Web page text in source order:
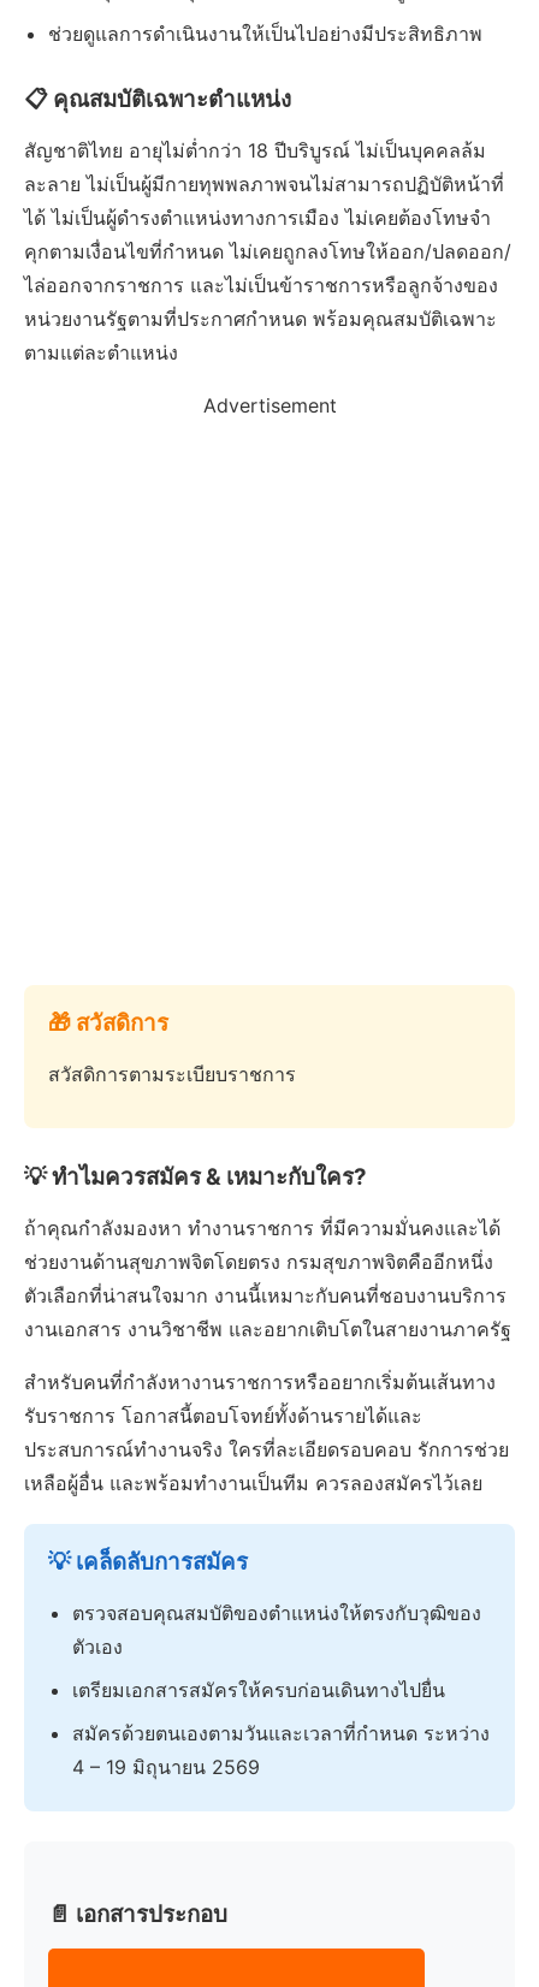
ช่วยดูแลการดำเนินงานให้เป็นไปอย่างมีประสิทธิภาพ
📋 คุณสมบัติเฉพาะตำแหน่ง
สัญชาติไทย อายุไม่ต่ำกว่า 18 ปีบริบูรณ์ ไม่เป็นบุคคลล้ม
ละลาย ไม่เป็นผู้มีกายทุพพลภาพจนไม่สามารถปฏิบัติหน้าที่
ได้ ไม่เป็นผู้ดำรงตำแหน่งทางการเมือง ไม่เคยต้องโทษจำ
คุกตามเงื่อนไขที่กำหนด ไม่เคยถูกลงโทษให้ออก/ปลดออก/
ไล่ออกจากราชการ และไม่เป็นข้าราชการหรือลูกจ้างของ
หน่วยงานรัฐตามที่ประกาศกำหนด พร้อมคุณสมบัติเฉพาะ
ตามแต่ละตำแหน่ง
Advertisement
🎁 สวัสดิการ
สวัสดิการตามระเบียบราชการ
💡 ทำไมควรสมัคร & เหมาะกับใคร?
ถ้าคุณกำลังมองหา ทำงานราชการ ที่มีความมั่นคงและได้
ช่วยงานด้านสุขภาพจิตโดยตรง กรมสุขภาพจิตคืออีกหนึ่ง
ตัวเลือกที่น่าสนใจมาก งานนี้เหมาะกับคนที่ชอบงานบริการ
งานเอกสาร งานวิชาชีพ และอยากเติบโตในสายงานภาครัฐ
สำหรับคนที่กำลังหางานราชการหรืออยากเริ่มต้นเส้นทาง
รับราชการ โอกาสนี้ตอบโจทย์ทั้งด้านรายได้และ
ประสบการณ์ทำงานจริง ใครที่ละเอียดรอบคอบ รักการช่วย
เหลือผู้อื่น และพร้อมทำงานเป็นทีม ควรลองสมัครไว้เลย
💡 เคล็ดลับการสมัคร
ตรวจสอบคุณสมบัติของตำแหน่งให้ตรงกับวุฒิของ
ตัวเอง
เตรียมเอกสารสมัครให้ครบก่อนเดินทางไปยื่น
สมัครด้วยตนเองตามวันและเวลาที่กำหนด ระหว่าง
4 – 19 มิถุนายน 2569
📄 เอกสารประกอบ